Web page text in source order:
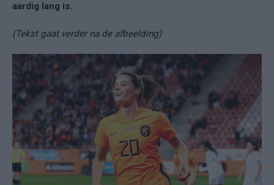
aardig lang is.
(Tekst gaat verder na de afbeelding)